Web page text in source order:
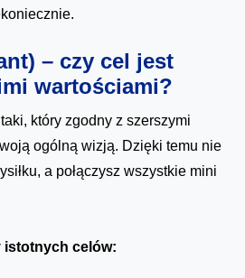
– czy cel jest
wartościami?
który zgodny z szerszymi
ogólną wizją. Dzięki temu nie
a połączysz wszystkie mini
istotnych celów: